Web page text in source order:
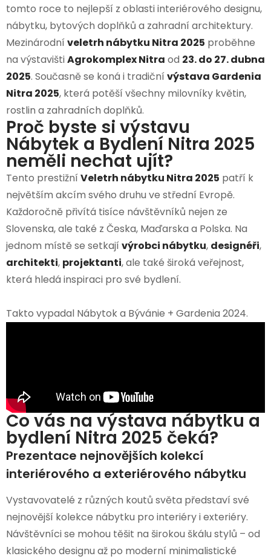
tomto roce to nejlepší z oblasti interiérového designu,
nábytku, bytových doplňků a zahradní architektury.
Mezinárodní veletrh nábytku Nitra 2025 proběhne
na výstavištiAgrokomplex Nitra od 23. do 27. dubna
2025. Současně se koná i tradiční výstava Gardenia
Nitra 2025, která potěší všechny milovníky květin,
rostlin a zahradních doplňků.
Proč byste si výstavu
Nábytek a Bydlení Nitra 2025
neměli nechat ujít?
Tento prestižní Veletrh nábytku Nitra 2025 ​ patří k
největším akcím svého druhu ve střední Evropě.
Každoročně přivítá tisíce návštěvníků nejen ze
Slovenska, ale také z Česka, Maďarska a Polska. Na
jednom místě se setkají výrobci nábytku, designéři,
architekti, projektanti, ale také široká veřejnost,
která hledá inspiraci pro své bydlení.
Takto vypadal Nábytok a Bývánie + Gardenia 2024.
Co vás na výstava nábytku a
bydlení Nitra 2025​ čeká?
Prezentace nejnovějších kolekcí
interiérového a exteriérového nábytku
Vystavovatelé z různých koutů světa představí své
nejnovější kolekce nábytku pro interiéry i exteriéry.
Návštěvníci se mohou těšit na širokou škálu stylů – od
klasického designu až po moderní minimalistické